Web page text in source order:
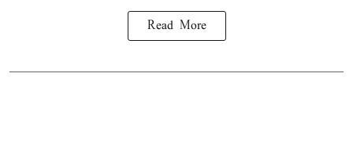
Read More